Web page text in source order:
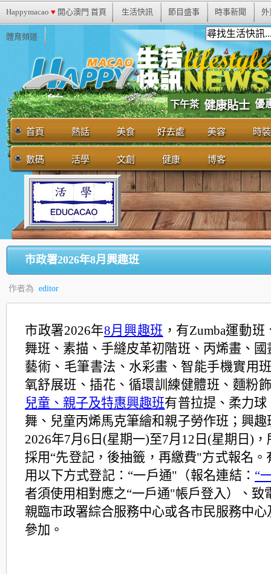
Happymacao ♥ 開心澳門 首頁 生活快訊 節目盛事 時事新聞 外
體育頻道
下午茶 健康貼士 優
首頁 熱話 美食 好去處 美容 時裝
數碼 活學 文創 健康 博客
市政署2026年8月興趣班
作者為 editor
市政署2026年8月興趣班 ，有Zumba運動
舞班、素描、手縫皮革初階班、丙烯畫、國
藝術、毛筆書法、水彩畫、智能手機實用
氧舒展班、插花、循環訓練健體班、麵粉
兒童、親子及特惠興趣班有普拉提、柔力球
舞、兒童丙烯馬克筆繪和親子勞作班； 興趣
2026年7月6日(星期一)至7月12日(星期日)
採用“先登記，後抽籤，再繳費"方式報名。
用以下方式登記：“一戶通"（報名連結： “
者須使用相對應之“一戶通"帳戶登入）、致
親臨市政署綜合服務中心或各市民服務中心
參加。